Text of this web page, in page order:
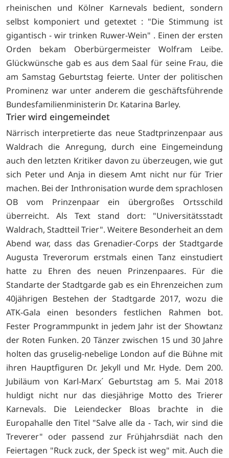
rheinischen und Kölner Karnevals bedient, sondern
selbst komponiert und getextet : "Die Stimmung ist
gigantisch - wir trinken Ruwer-Wein" . Einen der ersten
Orden bekam Oberbürgermeister Wolfram Leibe.
Glückwünsche gab es aus dem Saal für seine Frau, die
am Samstag Geburtstag feierte. Unter der politischen
Prominenz war unter anderem die geschäftsführende
Bundesfamilienministerin Dr. Katarina Barley.
Trier wird eingemeindet
Närrisch interpretierte das neue Stadtprinzenpaar aus
Waldrach die Anregung, durch eine Eingemeindung
auch den letzten Kritiker davon zu überzeugen, wie gut
sich Peter und Anja in diesem Amt nicht nur für Trier
machen. Bei der Inthronisation wurde dem sprachlosen
OB vom Prinzenpaar ein übergroßes Ortsschild
überreicht. Als Text stand dort: "Universitätsstadt
Waldrach, Stadtteil Trier". Weitere Besonderheit an dem
Abend war, dass das Grenadier-Corps der Stadtgarde
Augusta Treverorum erstmals einen Tanz einstudiert
hatte zu Ehren des neuen Prinzenpaares. Für die
Standarte der Stadtgarde gab es ein Ehrenzeichen zum
40jährigen Bestehen der Stadtgarde 2017, wozu die
ATK-Gala einen besonders festlichen Rahmen bot.
Fester Programmpunkt in jedem Jahr ist der Showtanz
der Roten Funken. 20 Tänzer zwischen 15 und 30 Jahre
holten das gruselig-nebelige London auf die Bühne mit
ihren Hauptfiguren Dr. Jekyll und Mr. Hyde. Dem 200.
Jubiläum von Karl-Marx´ Geburtstag am 5. Mai 2018
huldigt nicht nur das diesjährige Motto des Trierer
Karnevals. Die Leiendecker Bloas brachte in die
Europahalle den Titel "Salve alle da - Tach, wir sind die
Treverer" oder passend zur Frühjahrsdiät nach den
Feiertagen "Ruck zuck, der Speck ist weg" mit. Auch die